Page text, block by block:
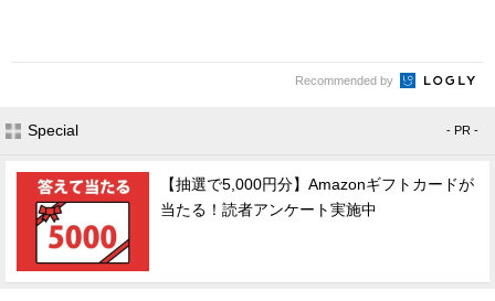
Recommended by
Special - PR -
【抽選で5,000円分】Amazonギフトカードが
当たる！読者アンケート実施中